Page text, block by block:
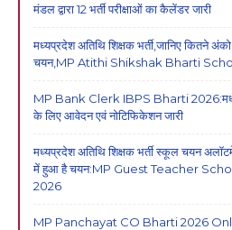
मंडल द्वारा 12 भर्ती परीक्षाओं का कैलेंडर जारी
मध्यप्रदेश अतिथि शिक्षक भर्ती,जानिए कितने
चयन,MP Atithi Shikshak Bharti
MP Bank Clerk IBPS Bharti
के लिए आवेदन एवं नोटिफिकेशन जारी
मध्यप्रदेश अतिथि शिक्षक भर्ती स्कूल चयन
में हुआ है चयन:MP Guest Teacher
2026
MP Panchayat CO Bharti 2026